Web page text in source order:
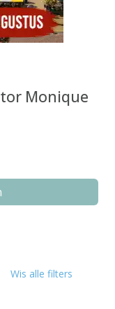
Monique
Wis alle filters